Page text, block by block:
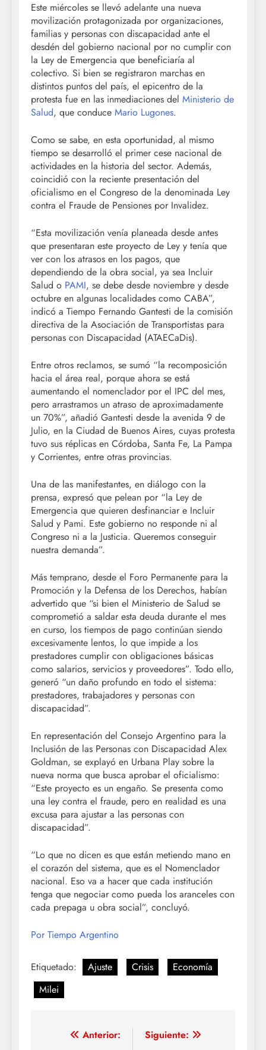
Este miércoles se llevó adelante una nueva
movilización protagonizada por organizaciones,
familias y personas con discapacidad ante el
desdén del gobierno nacional por no cumplir con
la Ley de Emergencia que beneficiaría al
colectivo. Si bien se registraron marchas en
distintos puntos del país, el epicentro de la
protesta fue en las inmediaciones del Ministerio de
Salud, que conduce Mario Lugones.
Como se sabe, en esta oportunidad, al mismo
tiempo se desarrolló el primer cese nacional de
actividades en la historia del sector. Además,
coincidió con la reciente presentación del
oficialismo en el Congreso de la denominada Ley
contra el Fraude de Pensiones por Invalidez.
“Esta movilización venía planeada desde antes
que presentaran este proyecto de Ley y tenía que
ver con los atrasos en los pagos, que
dependiendo de la obra social, ya sea Incluir
Salud o PAMI, se debe desde noviembre y desde
octubre en algunas localidades como CABA”,
indicó a Tiempo Fernando Gantesti de la comisión
directiva de la Asociación de Transportistas para
personas con Discapacidad (ATAECaDis).
Entre otros reclamos, se sumó “la recomposición
hacia el área real, porque ahora se está
aumentando el nomenclador por el IPC del mes,
pero arrastramos un atraso de aproximadamente
un 70%”, añadió Gantesti desde la avenida 9 de
Julio, en la Ciudad de Buenos Aires, cuyas protesta
tuvo sus réplicas en Córdoba, Santa Fe, La Pampa
y Corrientes, entre otras provincias.
Una de las manifestantes, en diálogo con la
prensa, expresó que pelean por “la Ley de
Emergencia que quieren desfinanciar e Incluir
Salud y Pami. Este gobierno no responde ni al
Congreso ni a la Justicia. Queremos conseguir
nuestra demanda”.
Más temprano, desde el Foro Permanente para la
Promoción y la Defensa de los Derechos, habían
advertido que “si bien el Ministerio de Salud se
comprometió a saldar esta deuda durante el mes
en curso, los tiempos de pago continúan siendo
excesivamente lentos, lo que impide a los
prestadores cumplir con obligaciones básicas
como salarios, servicios y proveedores”. Todo ello,
generó “un daño profundo en todo el sistema:
prestadores, trabajadores y personas con
discapacidad”.
En representación del Consejo Argentino para la
Inclusión de las Personas con Discapacidad Alex
Goldman, se explayó en Urbana Play sobre la
nueva norma que busca aprobar el oficialismo:
“Este proyecto es un engaño. Se presenta como
una ley contra el fraude, pero en realidad es una
excusa para ajustar a las personas con
discapacidad”.
“Lo que no dicen es que están metiendo mano en
el corazón del sistema, que es el Nomenclador
nacional. Eso va a hacer que cada institución
tenga que negociar como pueda los aranceles con
cada prepaga u obra social”, concluyó.
Por Tiempo Argentino
Etiquetado: Ajuste Crisis
Economía
Milei
Navegación
Anterior: Siguiente: